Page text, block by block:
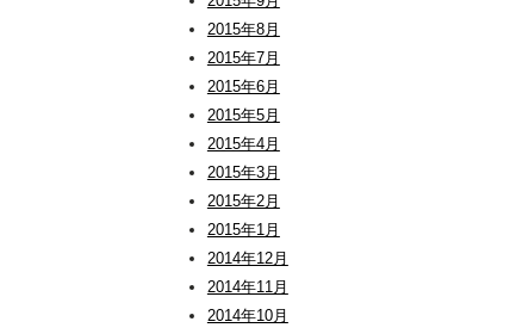
2015年8月
2015年7月
2015年6月
2015年5月
2015年4月
2015年3月
2015年2月
2015年1月
2014年12月
2014年11月
2014年10月